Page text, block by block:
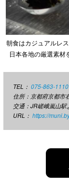
朝食はカジュアルレ
日本各地の厳選素材
TEL： 075-863-1110
住所：京都府京都市
交通：JR嵯峨嵐山駅
URL： https://